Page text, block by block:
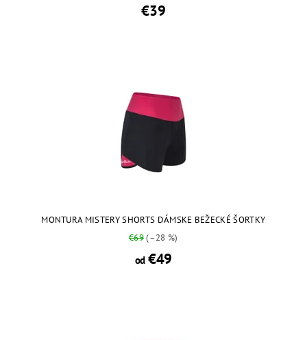
€39
MONTURA MISTERY SHORTS DÁMSKE BEŽECKÉ ŠORTKY
€69(–28 %)
od€49